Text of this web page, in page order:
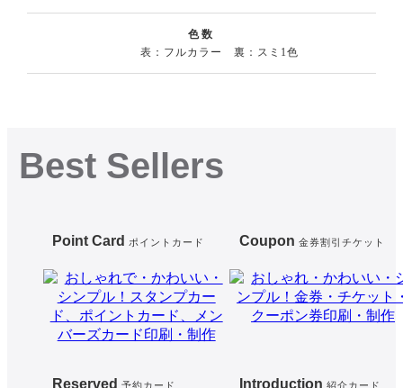
色数
表：フルカラー 裏：スミ1色
Best Sellers
Point Card ポイントカード Coupon 金券割引チケット
Reserved予約カード Introduction 紹介カード